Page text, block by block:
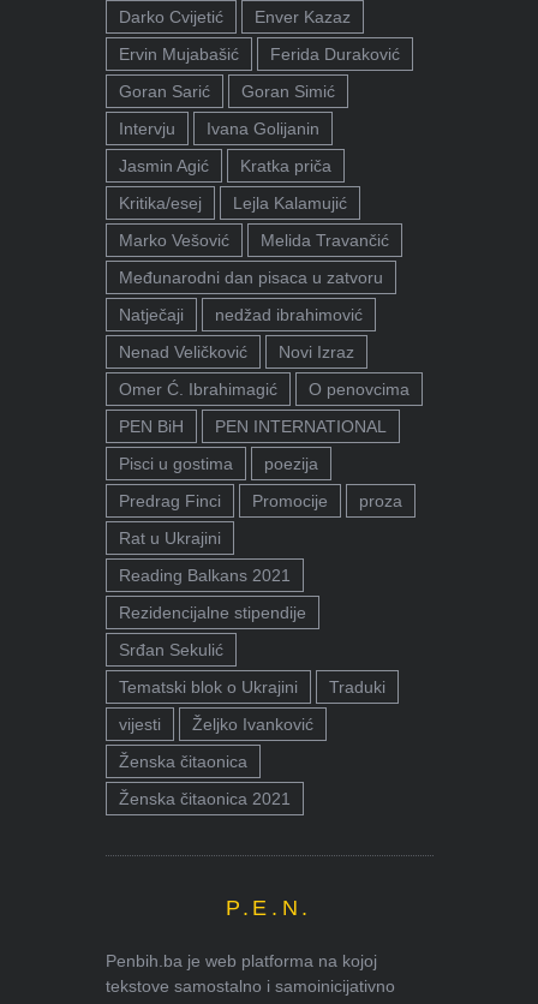
Darko Cvijetić
Enver Kazaz
Ervin Mujabašić
Ferida Duraković
Goran Sarić
Goran Simić
Intervju
Ivana Golijanin
Jasmin Agić
Kratka priča
Kritika/esej
Lejla Kalamujić
Marko Vešović
Melida Travančić
Međunarodni dan pisaca u zatvoru
Natječaji
nedžad ibrahimović
Nenad Veličković
Novi Izraz
Omer Ć. Ibrahimagić
O penovcima
PEN BiH
PEN INTERNATIONAL
Pisci u gostima
poezija
Predrag Finci
Promocije
proza
Rat u Ukrajini
Reading Balkans 2021
Rezidencijalne stipendije
Srđan Sekulić
Tematski blok o Ukrajini
Traduki
vijesti
Željko Ivanković
Ženska čitaonica
Ženska čitaonica 2021
P.E.N.
Penbih.ba je web platforma na kojoj
tekstove samostalno i samoinicijativno